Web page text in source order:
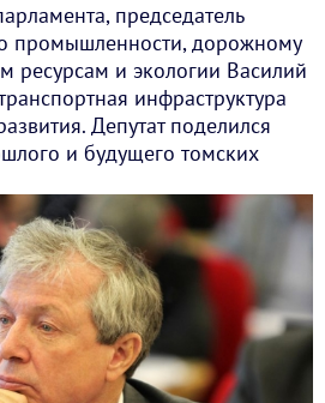
председатель
промышленности, дорожному
ресурсам и экологии Василий
инфраструктура
Депутат поделился
и будущего томских